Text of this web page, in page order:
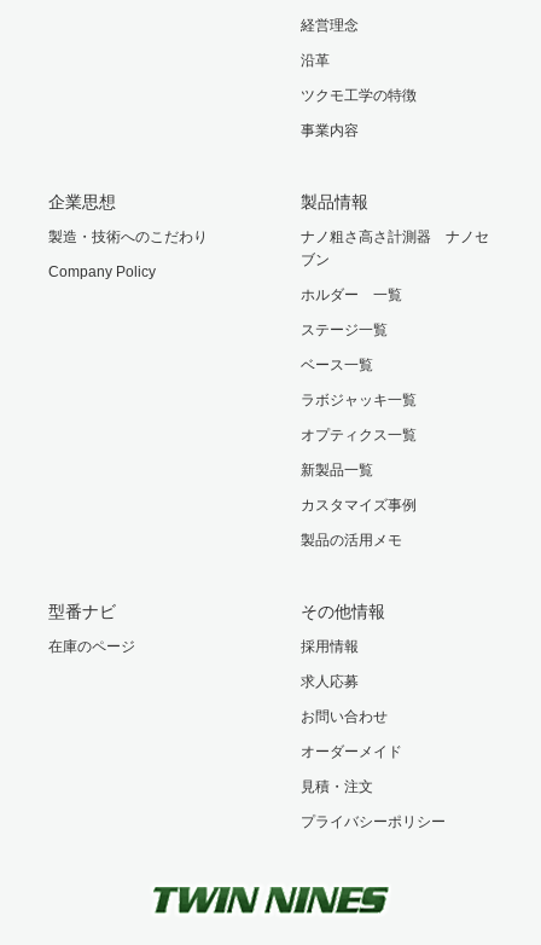
経営理念
沿革
ツクモ工学の特徴
事業内容
企業思想
製造・技術へのこだわり
Company Policy
製品情報
ナノ粗さ高さ計測器 ナノセ
ブン
ホルダー 一覧
ステージ一覧
ベース一覧
ラボジャッキ一覧
オプティクス一覧
新製品一覧
カスタマイズ事例
製品の活用メモ
型番ナビ
在庫のページ
その他情報
採用情報
求人応募
お問い合わせ
オーダーメイド
見積・注文
プライバシーポリシー